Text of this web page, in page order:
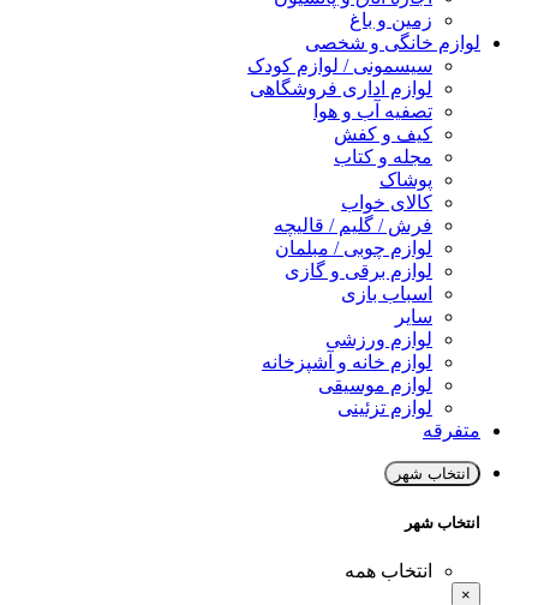
زمین و باغ
لوازم خانگی و شخصی
سیسمونی / لوازم کودک
لوازم اداری فروشگاهی
تصفیه آب و هوا
کیف و کفش
مجله و کتاب
پوشاک
کالای خواب
فرش / گلیم / قالیچه
لوازم چوبی / مبلمان
لوازم برقی و گازی
اسباب بازی
سایر
لوازم ورزشی
لوازم خانه و آشپزخانه
لوازم موسیقی
لوازم تزئینی
متفرقه
انتخاب شهر
انتخاب شهر
انتخاب همه
×